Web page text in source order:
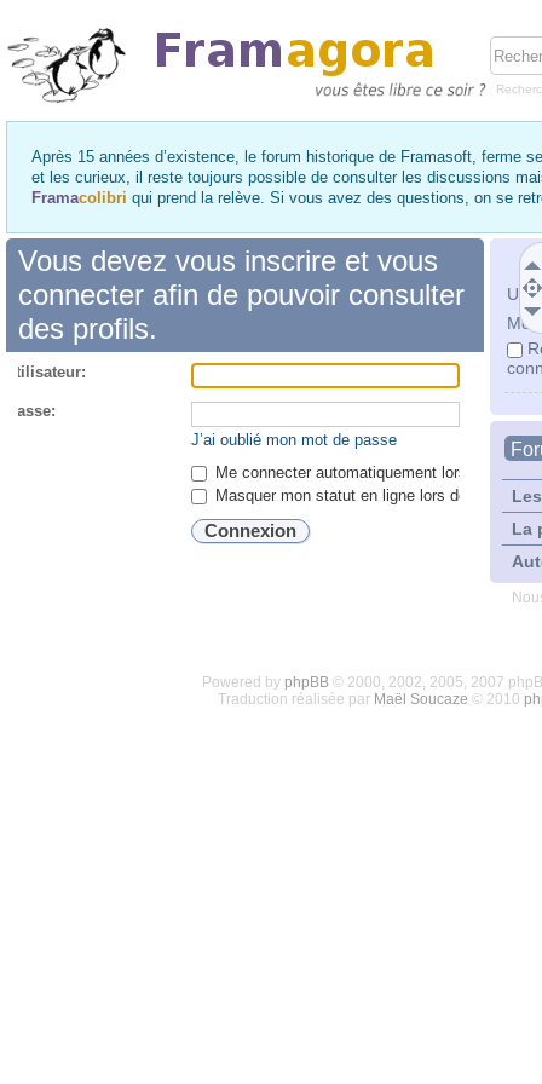
Après 15 années d’existence, le forum historique de Framasoft, ferme
et les curieux, il reste toujours possible de consulter les discussions
Framacolibri qui prend la relève. Si vous avez des questions, on se
Mot
La
Vous devez vous inscrire et vous
connecter afin de pouvoir consulter
des profils.
passe:
J’ai oublié mon mot de passe
Me connecter automatiquement lors de
Masquer mon statut en ligne lors de cette
Powered by phpBB© 2000, 2002, 2005, 2007
Traduction réalisée par Maël Soucaze © 2010